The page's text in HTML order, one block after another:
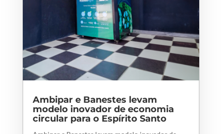
Ambipar e Banestes levam
modelo inovador de economia
circular para o Espírito Santo